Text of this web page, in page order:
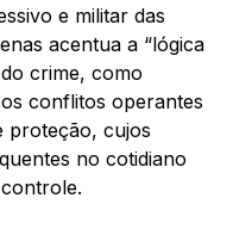
e militar das
acentua a “lógica
crime, como
conflitos operantes
proteção, cujos
no cotidiano